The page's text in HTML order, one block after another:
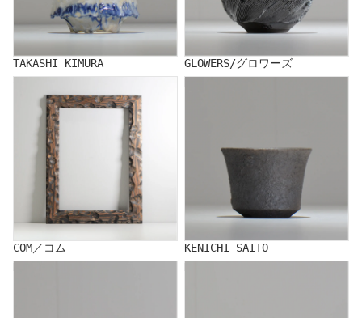
TAKASHI KIMURA
GLOWERS/グロワーズ
COM／コム
KENICHI SAITO